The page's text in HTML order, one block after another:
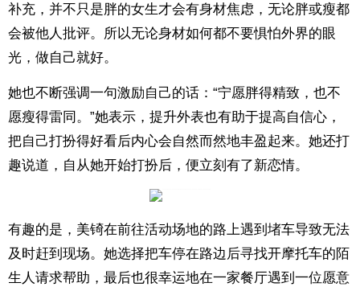
补充，并不只是胖的女生才会有身材焦虑，无论胖或瘦都
会被他人批评。所以无论身材如何都不要惧怕外界的眼
光，做自己就好。
她也不断强调一句激励自己的话：“宁愿胖得精致，也不
愿瘦得雷同。”她表示，提升外表也有助于提高自信心，
把自己打扮得好看后内心会自然而然地丰盈起来。她还打
趣说道，自从她开始打扮后，便立刻有了新恋情。
有趣的是，美锜在前往活动场地的路上遇到堵车导致无法
及时赶到现场。她选择把车停在路边后寻找开摩托车的陌
生人请求帮助，最后也很幸运地在一家餐厅遇到一位愿意